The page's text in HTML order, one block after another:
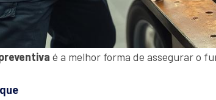
é a melhor forma de assegurar o